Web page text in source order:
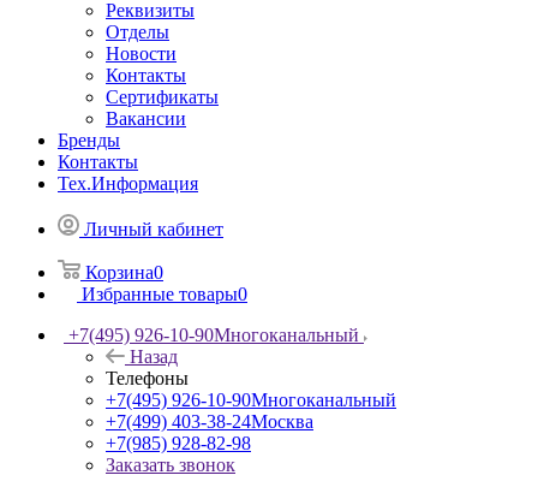
Реквизиты
Отделы
Новости
Контакты
Сертификаты
Вакансии
Бренды
Контакты
Тех.Информация
Личный кабинет
Корзина0
Избранные товары0
+7(495) 926-10-90Многоканальный
Назад
Телефоны
+7(495) 926-10-90Многоканальный
+7(499) 403-38-24Москва
+7(985) 928-82-98
Заказать звонок